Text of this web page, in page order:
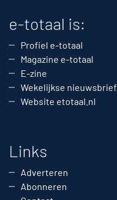
e-totaal is:
Profiel e-totaal
Magazine e-totaal
E-zine
Wekelijkse nieuwsbrief
Website etotaal.nl
Links
Adverteren
Abonneren